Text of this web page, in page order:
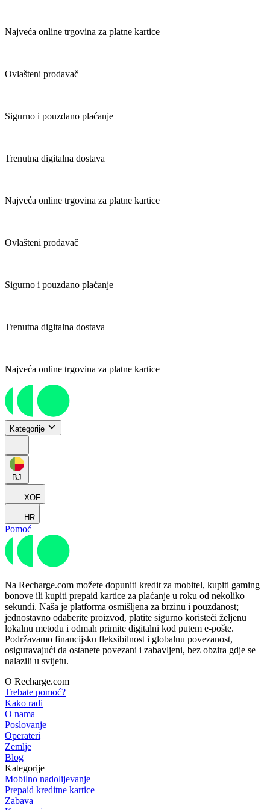
Najveća online trgovina za platne kartice
Ovlašteni prodavač
Sigurno i pouzdano plaćanje
Trenutna digitalna dostava
Najveća online trgovina za platne kartice
Ovlašteni prodavač
Sigurno i pouzdano plaćanje
Trenutna digitalna dostava
Najveća online trgovina za platne kartice
Kategorije
BJ
XOF
HR
Pomoć
Na Recharge.com možete dopuniti kredit za mobitel, kupiti gaming
bonove ili kupiti prepaid kartice za plaćanje u roku od nekoliko
sekundi. Naša je platforma osmišljena za brzinu i pouzdanost;
jednostavno odaberite proizvod, platite sigurno koristeći željenu
lokalnu metodu i odmah primite digitalni kod putem e-pošte.
Podržavamo financijsku fleksibilnost i globalnu povezanost,
osiguravajući da ostanete povezani i zabavljeni, bez obzira gdje se
nalazili u svijetu.
O Recharge.com
Trebate pomoć?
Kako radi
O nama
Poslovanje
Operateri
Zemlje
Blog
Kategorije
Mobilno nadolijevanje
Prepaid kreditne kartice
Zabava